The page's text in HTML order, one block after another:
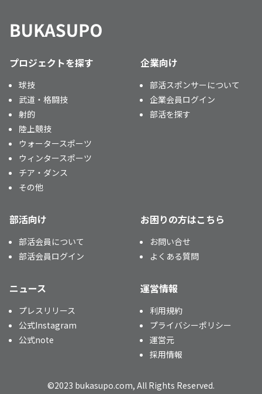
プロジェクトを探す
球技
武道・格闘技
射的
陸上競技
ウォータースポーツ
ウィンタースポーツ
チア・ダンス
その他
企業向け
部活スポンサーについて
企業会員ログイン
部活を探す
部活向け
部活会員について
部活会員ログイン
お困りの方はこちら
お問い合せ
よくある質問
ニュース
プレスリリース
公式Instagram
公式note
運営情報
利用規約
プライバシーポリシー
運営元
採用情報
©2023 bukasupo.com, All Rights Reserved.